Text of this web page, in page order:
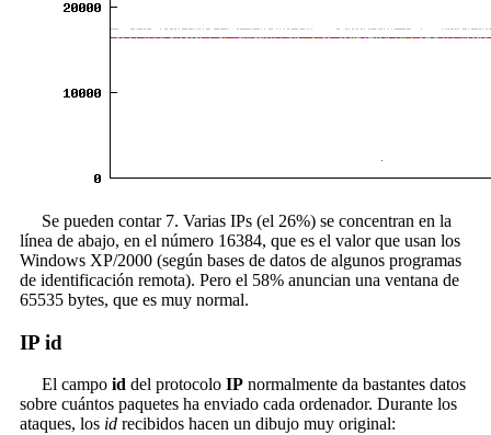
Se pueden contar 7. Varias IPs (el 26%) se concentran en la
línea de abajo, en el número 16384, que es el valor que usan los
Windows XP/2000 (según bases de datos de algunos programas
de identificación remota). Pero el 58% anuncian una ventana de
65535 bytes, que es muy normal.
IP id
El campo iddel protocolo IPnormalmente da bastantes datos
sobre cuántos paquetes ha enviado cada ordenador. Durante los
ataques, los idrecibidos hacen un dibujo muy original: